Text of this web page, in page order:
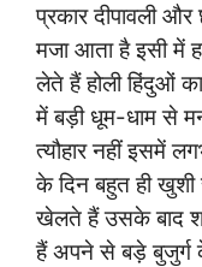
प्रकार दीपावली
मजा आता है इसी में
लेते हैं होली हिंदुओं का
में बड़ी धूम-धाम से
त्यौहार नहीं इसमें
के दिन बहुत ही
खेलते हैं उसके बाद
हैं अपने से बड़े बुजुर्ग